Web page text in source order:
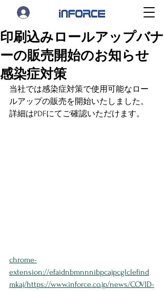
印刷込みロールアップバナ
ーの販売開始のお知らせ
感染症対策
当社では感染症対策で使用可能なロー
ルアップの販売を開始いたしました。
詳細はPDFにてご確認いただけます。
chrome-
extension://efaidnbmnnnibpcajpcglclefind
mkaj/https://www.inforce.co.jp/news/COVID-